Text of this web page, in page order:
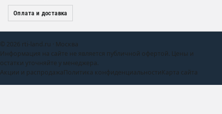
Оплата и доставка
© 2026 rti-land.ru · Москва
Информация на сайте не является публичной офертой. Цены и
остатки уточняйте у менеджера.
Акции и распродажаПолитика конфиденциальностиКарта сайта